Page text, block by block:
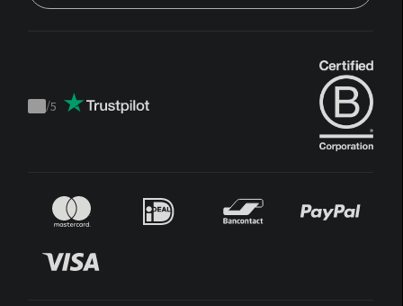
Trustpilot
/5